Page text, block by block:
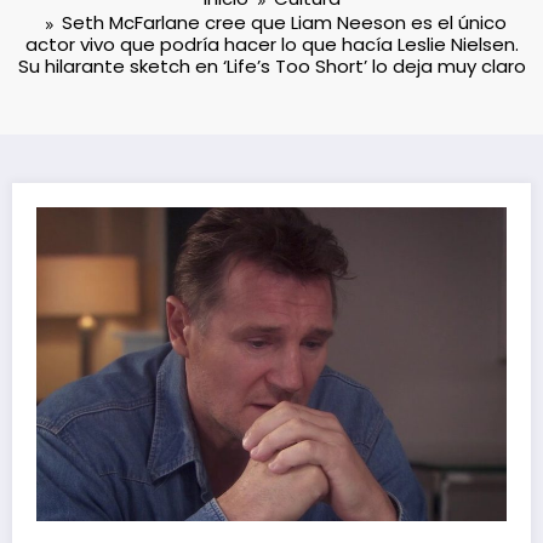
Seth McFarlane cree que Liam Neeson es el único
actor vivo que podría hacer lo que hacía Leslie Nielsen.
Su hilarante sketch en ‘Life’s Too Short’ lo deja muy claro